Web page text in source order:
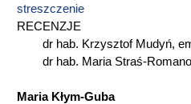
streszczenie
RECENZJE
dr hab. Krzysztof Mudyń,
dr hab. Maria Straś-
Maria Kłym-Guba